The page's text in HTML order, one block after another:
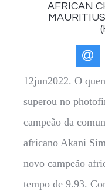
AFRICAN
12jun2022. O
superou no
campeão da
africano Akani
novo campeão
tempo de 9.93.